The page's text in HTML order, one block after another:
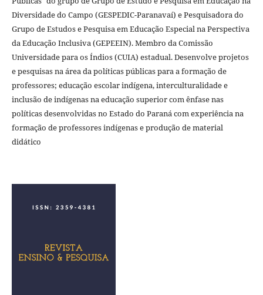
Diversidade do Campo (GESPEDIC-Paranavaí) e Pesquisadora do
Grupo de Estudos e Pesquisa em Educação Especial na Perspectiva
da Educação Inclusiva (GEPEEIN). Membro da Comissão
Universidade para os Índios (CUIA) estadual. Desenvolve projetos
e pesquisas na área da políticas públicas para a formação de
professores; educação escolar indígena, interculturalidade e
inclusão de indígenas na educação superior com ênfase nas
políticas desenvolvidas no Estado do Paraná com experiência na
formação de professores indígenas e produção de material
didático